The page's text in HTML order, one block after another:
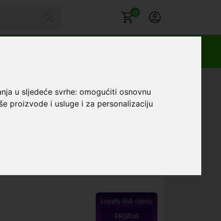
u sljedeće svrhe:omogućiti osnovnu
proizvode i usluge i za personalizaciju
0
maskica iPhone
Loyalty klub cijena:
PRIJAVA